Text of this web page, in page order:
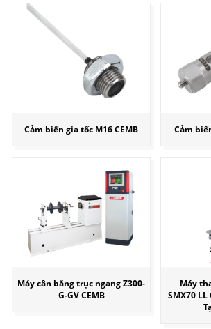
Cảm biến gia tốc M16 CEMB Cảm
Máy cân bằng trục ngang Z300-
G-GV CEMB
Máy
SMX70 LL